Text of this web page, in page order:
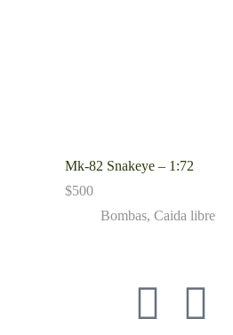
Mk-82 Snakeye – 1:72
$500
Bombas, Caida libre